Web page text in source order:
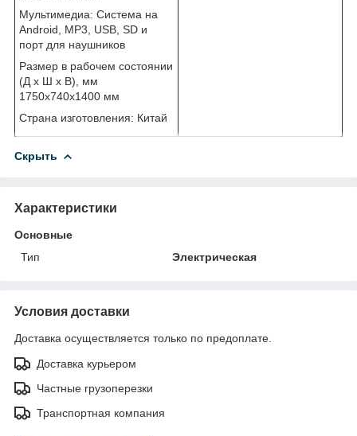
Мультимедиа: Система на
Android, MP3, USB, SD и
порт для наушников
Размер в рабочем состоянии
(Д х Ш х В), мм
1750x740x1400 мм
Страна изготовления: Китай
Скрыть
Характеристики
Основные
Тип
Электрическая
Условия доставки
Доставка осуществляется только по предоплате.
Доставка курьером
Частные грузоперезки
Транспортная компания